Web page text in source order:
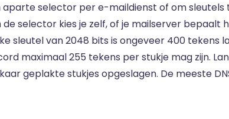
aparte selector per e-maildienst of om sleutels
selector kies je zelf, of je mailserver bepaalt
sleutel van 2048 bits is ongeveer 400 tekens
maximaal 255 tekens per stukje mag zijn.
geplakte stukjes opgeslagen. De meeste